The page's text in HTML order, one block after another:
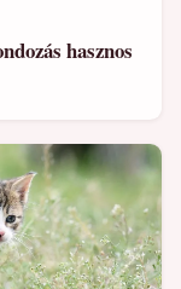
hasznos